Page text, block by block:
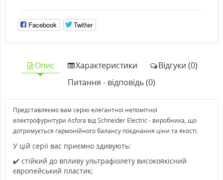
Facebook Twitter
Опис Характеристики
Відгуки (0)
Питання - відповідь (0)
Представляємо вам серію елегантної непомітної
електрофурнітури Asfora від Schneider Electric - виробника, що
дотримується гармонійного балансу поєднання ціни та якості.
У цій серії вас приємно здивують:
✔️ стійкий до впливу ультрафіолету високоякісний
європейський пластик;